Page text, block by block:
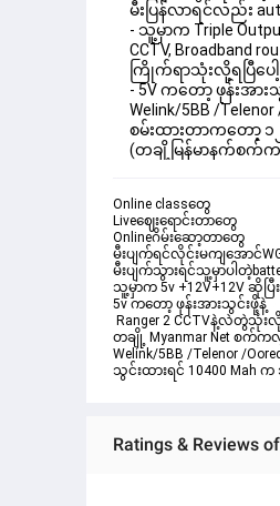
မီးပြန်လာရင်လည်း
- သူ့မှာက Triple
CCTV, Broadband
ကြိုက်ရာသုံးလို့ရပြီပေါ့
- 5V ကတော့ ဖုန်းအာ
Welink/5BB /
စမ်းထားတာကတော့ ၁
(တချိ့မြန်မာနက်စက်က
Online classတွေ
Liveဈေးရောင်းတာတွေ
Onlineဂိမ်းဆော့တာတွေ
မီးပျက်ရင်လိုင်းမကျအောင်
မီးပျက်သွားရင်သူ့မှာပါတဲ့
သူ့မှာက 5v +12V+12V ဆိုပြီး
5v ကတော့ ဖုန်းအားသွင်းဖို့နဲ့
Ranger 2 CCTVနဲ့လဲတွဲသုံ
တချို့ Myanmar Net စက်က
Welink/5BB /Telenor /
သွင်းထားရင် 10400 Mah
Ratings & Reviews